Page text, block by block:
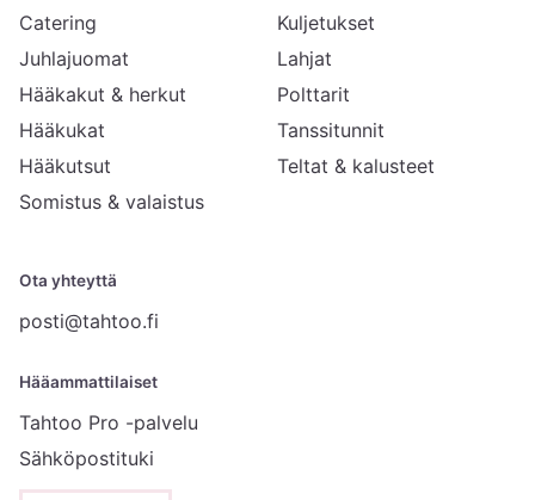
Ota yhteyttä
posti@tahtoo.fi
Hääammattilaiset
Tahtoo Pro -palvelu
Sähköpostituki
Catering
Juhlajuomat
Hääkakut & herkut
Hääkukat
Hääkutsut
Somistus & valaistus
Kuljetukset
Lahjat
Polttarit
Tanssitunnit
Teltat & kalusteet